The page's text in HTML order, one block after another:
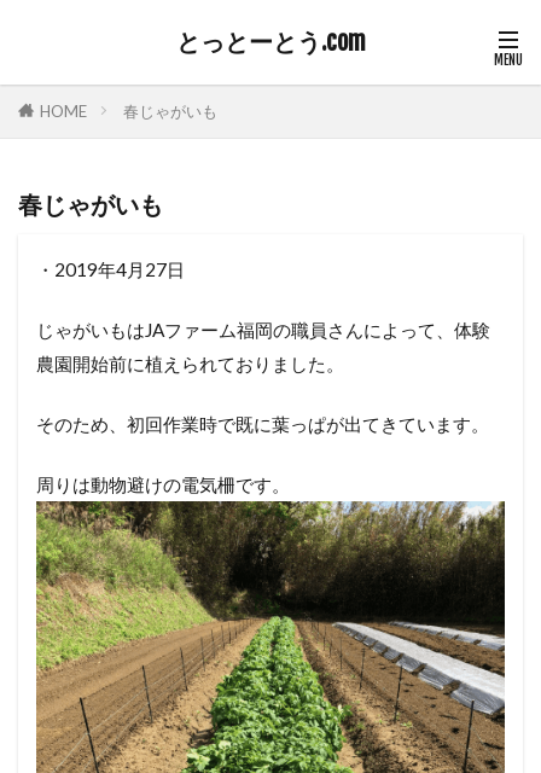
とっとーとう.com
HOME 春じゃがいも
春じゃがいも
・2019年4月27日
じゃがいもはJAファーム福岡の職員さんによって、体験
農園開始前に植えられておりました。
そのため、初回作業時で既に葉っぱが出てきています。
周りは動物避けの電気柵です。